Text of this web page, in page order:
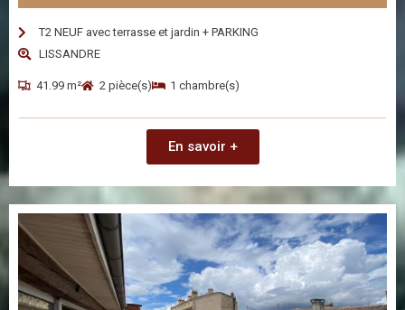
T2 NEUF avec terrasse et jardin + PARKING
LISSANDRE
41.99 m² 2 pièce(s) 1 chambre(s)
En savoir +